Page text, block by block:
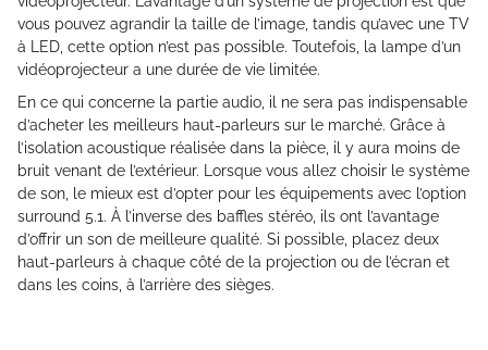
vous pouvez agrandir la taille de l’image, tandis qu’avec une TV
à LED, cette option n’est pas possible. Toutefois, la lampe d’un
vidéoprojecteur a une durée de vie limitée.
En ce qui concerne la partie audio, il ne sera pas indispensable
d’acheter les meilleurs haut-parleurs sur le marché. Grâce à
l’isolation acoustique réalisée dans la pièce, il y aura moins de
bruit venant de l’extérieur. Lorsque vous allez choisir le système
de son, le mieux est d’opter pour les équipements avec l’option
surround 5.1. À l’inverse des baffles stéréo, ils ont l’avantage
d’offrir un son de meilleure qualité. Si possible, placez deux
haut-parleurs à chaque côté de la projection ou de l’écran et
dans les coins, à l’arrière des sièges.